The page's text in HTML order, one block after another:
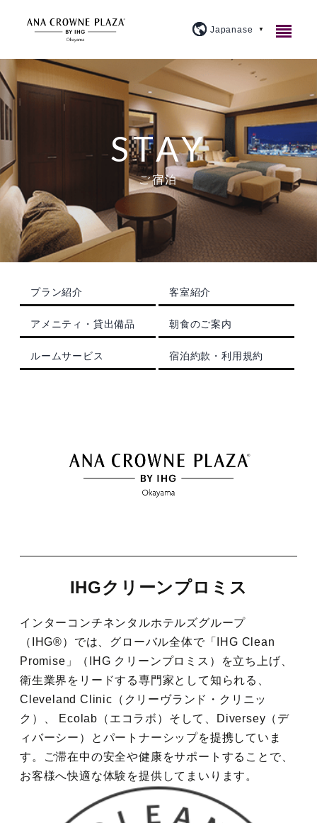
ご宿泊
客室紹介
スタンダード
プレミアム
スイート
アメニティ・貸出備品
朝食のご案内
よくあるご質問
プラン紹介
ビジネスプラン
ANA会員プラン
電話予約プラン
IHGリワーズクラブ会員様プラン
トピックス
観光のご案内
レストラン＆バー
1F カジュアルダイニングウルバーノ
20F 和食ダイニング 廚洊
20F 鉄板コーナー おさふね
20F スカイバー＆ラウンジ 洊
個室
顔合わせ・結納
おすすめプラン
宴会場のご案内
大宴会場『曲水』
スカイバンケット
小宴会場『花葉』『花交』『延養』
ミーティングプラン
クラウンプラザミーティングディレクター
マイス
お別れの会
同窓会プラン
プライベートミーティングプラン
宴会場概要・利用規約
宴会・会場の直通予約電話
ウェディング
ブライダルフェア
イベントカレンダー
料理・ケーキ
ドレス
挙式会場
チャペル -Jewel-
廚洊 -Kuriya sen-
ウルバーノ -Urbano-
施設案内
アクセス
周辺観光
STAY
ご宿泊
プラン紹介 客室紹介
アメニティ・貸出備品 朝食のご案内
ルームサービス 宿泊約款・利用規約
IHGクリーンプロミス
インターコンチネンタルホテルズグループ
（IHG®）では、グローバル全体で「IHG Clean
Promise」（IHG クリーンプロミス）を立ち上げ、
衛生業界をリードする専門家として知られる、
Cleveland Clinic（クリーヴランド・クリニッ
ク）、 Ecolab（エコラボ）そして、Diversey（デ
ィバーシー）とパートナーシップを提携していま
す。ご滞在中の安全や健康をサポートすることで、
お客様へ快適な体験を提供してまいります。